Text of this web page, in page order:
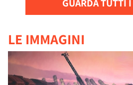
GUARDA TUTTI
LE IMMAGINI